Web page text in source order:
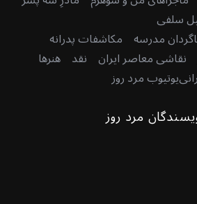
سلفی
مدرسه مکاشفات پدرانه
نقاشی معاصر ایران نقد هنرها
یوتیوب مرد روز
مرد روز